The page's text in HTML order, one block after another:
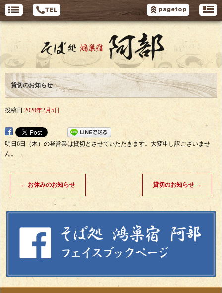
貸切のお知らせ
投稿日 2020年2月5日
明日6日（木）の昼営業は貸切とさせていただきます。大変申し訳ございませ
ん。
← お休みのお知らせ 貸切のお知らせ →